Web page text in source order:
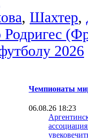
, Шахтер,
Родригес
2026
Чемпионаты
06.08.26 18:23